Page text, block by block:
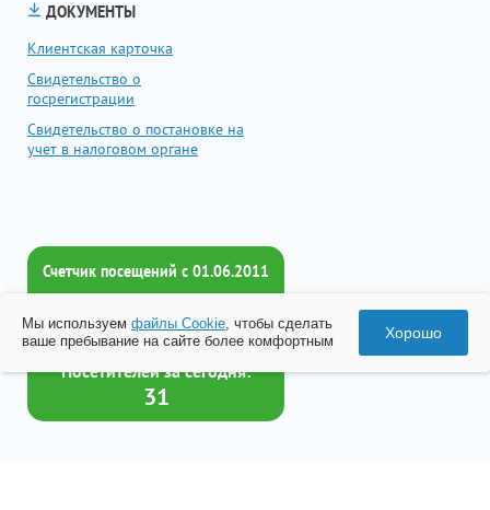
ДОКУМЕНТЫ
Клиентская карточка
Свидетельство о
госрегистрации
Свидетельство о постановке на
учет в налоговом органе
Счетчик посещений c 01.06.2011
Всего посетителей:
2018605
Посетителей за сегодня:
31
Мы используем файлы Cookie, чтобы сделать
ваше пребывание на сайте более комфортным
Хорошо